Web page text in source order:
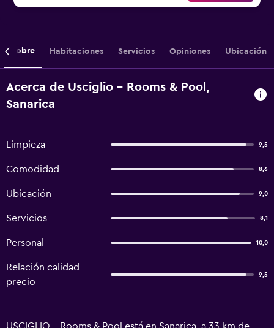
Sobre Habitaciones Servicios Opiniones Ubicación
Acerca de Usciglio - Rooms & Pool,
Sanarica
Limpieza 9,5
Comodidad 8,6
Ubicación 9,0
Servicios 8,1
Personal 10,0
Relación calidad-
precio
9,5